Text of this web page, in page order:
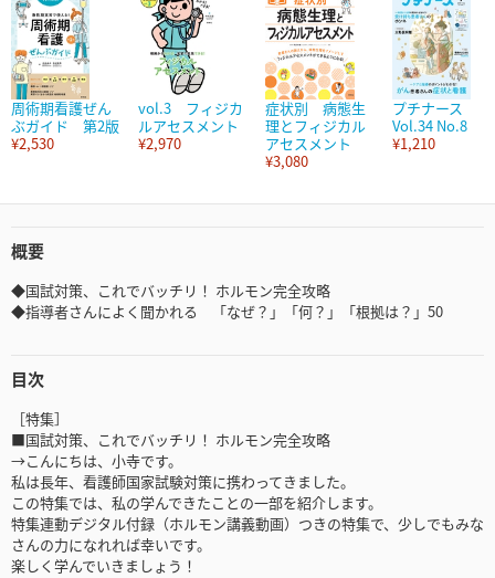
周術期看護ぜん
ぶガイド 第2版
¥2,530
vol.3 フィジカ
ルアセスメント
¥2,970
症状別 病態生
理とフィジカル
アセスメント
¥3,080
プチナース
Vol.34 No.8
¥1,210
概要
◆国試対策、これでバッチリ！ ホルモン完全攻略
◆指導者さんによく聞かれる 「なぜ？」「何？」「根拠は？」50
目次
［特集］
■国試対策、これでバッチリ！ ホルモン完全攻略
→こんにちは、小寺です。
私は長年、看護師国家試験対策に携わってきました。
この特集では、私の学んできたことの一部を紹介します。
特集連動デジタル付録（ホルモン講義動画）つきの特集で、少しでもみな
さんの力になれれば幸いです。
楽しく学んでいきましょう！